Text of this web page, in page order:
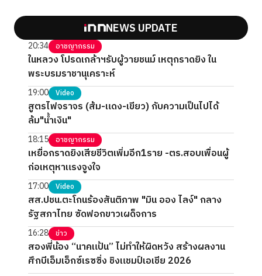
NEWS UPDATE
20:34 อาชญากรรม
ในหลวง โปรดเกล้าฯรับผู้วายชนม์ เหตุกราดยิง ใน
พระบรมราชานุเคราะห์
19:00 Video
สูตรไฟจราจร (ส้ม-แดง-เขียว) กับความเป็นไปได้
ล้ม"น้ำเงิน"
18:15 อาชญากรรม
เหยื่อกราดยิงเสียชีวิตเพิ่มอีก1ราย -ตร.สอบเพื่อนผู้
ก่อเหตุหาแรงจูงใจ
17:00 Video
สส.ปชน.ตะโกนร้องสันติภาพ "มิน ออง ไลง์" กลาง
รัฐสภาไทย ซัดฟอกขาวเผด็จการ
16:28 ข่าว
สองพี่น้อง “นาคแป้น” ไม่ทำให้ผิดหวัง สร้างผลงาน
ศึกบีเอ็มเอ็กซ์เรซซิ่ง ชิงแชมป์เอเชีย 2026